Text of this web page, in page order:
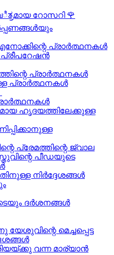
റോസറി 🌹
പ്രാർത്ഥനകള്‍
പ്രാർത്ഥനകള്‍
പ്രാർത്ഥനകൾ
ഹൃദയത്തിലേക്കുള്ള
പ്രേമത്തിന്റെ ജ്വാല
പീഡയുടെ
നിർദ്ദേശങ്ങൾ
ദർശനങ്ങൾ
മെച്ചപ്പെട്ട
വന്ന മാര്യാന്‍